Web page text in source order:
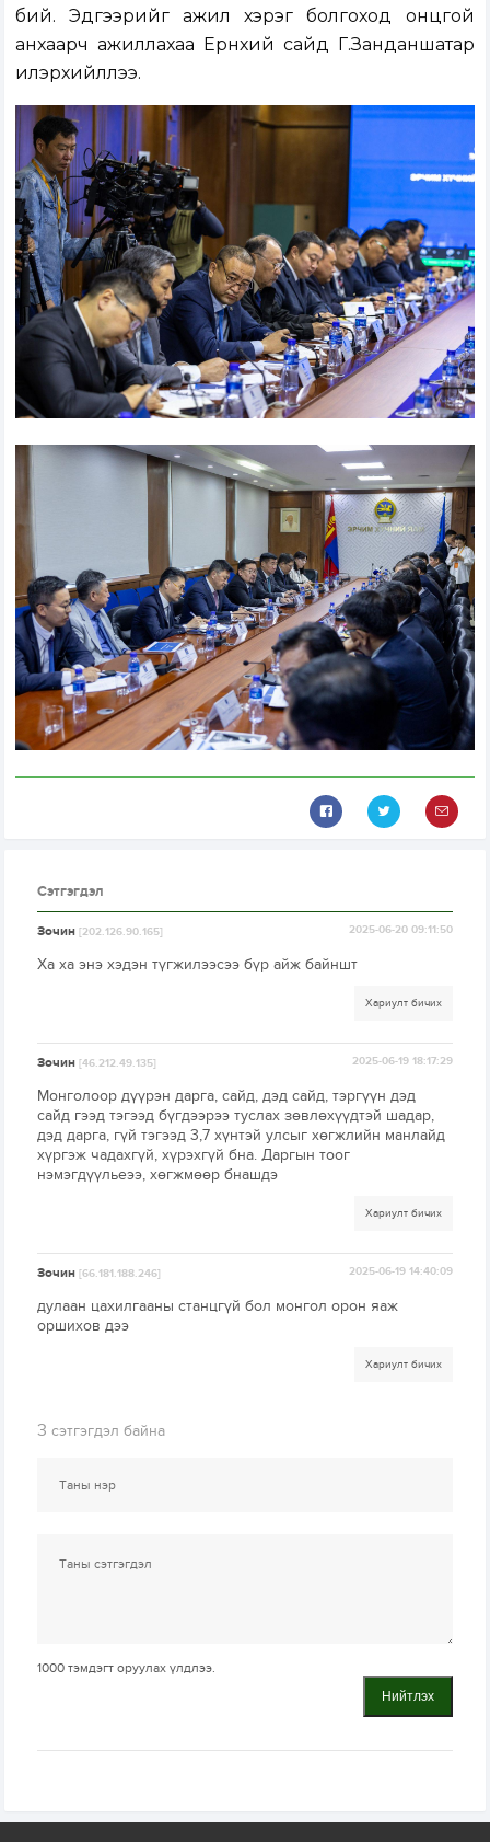
бий. Эдгээрийг ажил хэрэг болгоход онцгой
анхаарч ажиллахаа Ерөнхий сайд Г.Занданшатар
илэрхийллээ.
Сэтгэгдэл
Зочин[202.126.90.165] 2025-06-20 09:11:50
Ха ха энэ хэдэн түгжилээсээ бүр айж байншт
Хариулт бичих
Зочин[46.212.49.135] 2025-06-19 18:17:29
Монголоор дүүрэн дарга, сайд, дэд сайд, тэргүүн дэд
сайд гээд тэгээд бүгдээрээ туслах зөвлөхүүдтэй шадар,
дэд дарга, гүй тэгээд 3,7 хүнтэй улсыг хөгжлийн манлайд
хүргэж чадахгүй, хүрэхгүй бна. Даргын тоог
нэмэгдүүльеээ, хөгжмөөр бнашдэ
Хариулт бичих
Зочин[66.181.188.246] 2025-06-19 14:40:09
дулаан цахилгааны станцгүй бол монгол орон яаж
оршихов дээ
Хариулт бичих
3 сэтгэгдэл байна
1000 тэмдэгт оруулах үлдлээ.
Нийтлэх